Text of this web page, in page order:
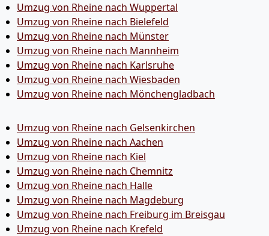
Umzug von Rheine nach Wuppertal
Umzug von Rheine nach Bielefeld
Umzug von Rheine nach Münster
Umzug von Rheine nach Mannheim
Umzug von Rheine nach Karlsruhe
Umzug von Rheine nach Wiesbaden
Umzug von Rheine nach Mönchen­gladbach
Umzug von Rheine nach Gelsenkirchen
Umzug von Rheine nach Aachen
Umzug von Rheine nach Kiel
Umzug von Rheine nach Chemnitz
Umzug von Rheine nach Halle
Umzug von Rheine nach Magdeburg
Umzug von Rheine nach Freiburg im Breisgau
Umzug von Rheine nach Krefeld